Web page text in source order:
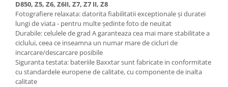
D850, Z5, Z6, Z6II, Z7, Z7 II, Z8
Fotografiere relaxata: datorita fiabilitatii exceptionale și duratei
lungi de viata - pentru multe ședinte foto de neuitat
Durabile: celulele de grad A garanteaza cea mai mare stabilitate a
ciclului, ceea ce inseamna un numar mare de cicluri de
incarcare/descarcare posibile
Siguranta testata: bateriile Baxxtar sunt fabricate in conformitate
cu standardele europene de calitate, cu componente de inalta
calitate